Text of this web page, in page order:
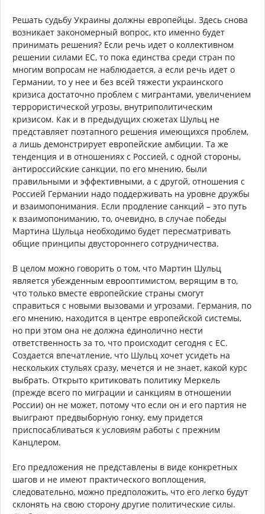
Решать судьбу Украины должны европейцы. Здесь снова
возникает закономерный вопрос, кто именно будет
принимать решения? Если речь идет о коллективном
решении силами ЕС, то пока единства среди стран по
многим вопросам не наблюдается, а если речь идет о
Германии, то у нее и без всей тяжести украинского
кризиса достаточно проблем с мигрантами, увеличением
террористической угрозы, внутриполитическим
кризисом. Как и в предыдущих сюжетах Шульц не
представляет поэтапного решения имеющихся проблем,
а лишь демонстрирует европейские амбиции. Та же
тенденция и в отношениях с Россией, с одной стороны,
антироссийские санкции, по его мнению, были
правильными и эффективными, а с другой, отношения с
Россией Германии надо поддерживать на уровне дружбы
и взаимопонимания. Если продление санкций – это путь
к взаимопониманию, то, очевидно, в случае победы
Мартина Шульца необходимо будет пересматривать
общие принципы двустороннего сотрудничества.
В целом можно говорить о том, что Мартин Шульц
является убежденным еврооптимистом, верящим в то,
что только вместе европейские страны смогут
справиться с новыми вызовами и угрозами. Германия, по
его мнению, находится в центре европейской системы,
но при этом она не должна единолично нести
ответственность за то, что происходит сегодня с ЕС.
Создается впечатление, что Шульц хочет усидеть на
нескольких стульях сразу, мечется и не знает, какой курс
выбрать. Открыто критиковать политику Меркель
(прежде всего по миграции и санкциям в отношении
России) он не может, потому что если он и его партия не
выиграют предвыборную гонку, ему придется
приспосабливаться к условиям работы с прежним
Канцлером.
Его предложения не представлены в виде конкретных
шагов и не имеют практического воплощения,
следовательно, можно предположить, что его легко будут
склонять на свою сторону другие политические силы.